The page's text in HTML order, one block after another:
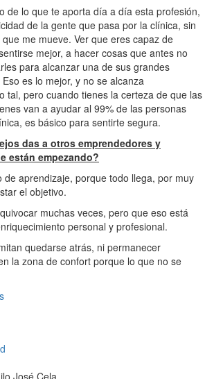
de lo que te aporta día a día esta profesión,
de la gente que pasa por la clínica, sin
me mueve. Ver que eres capaz de
mejor, a hacer cosas que antes no
para alcanzar una de sus grandes
es lo mejor, y no se alcanza
tal, pero cuando tienes la certeza de que las
van a ayudar al 99% de las personas
es básico para sentirte segura.
das a otros emprendedores y
están empezando?
de aprendizaje, porque todo llega, por muy
el objetivo.
muchas veces, pero que eso está
personal y profesional.
quedarse atrás, ni permanecer
la zona de confort porque lo que no se